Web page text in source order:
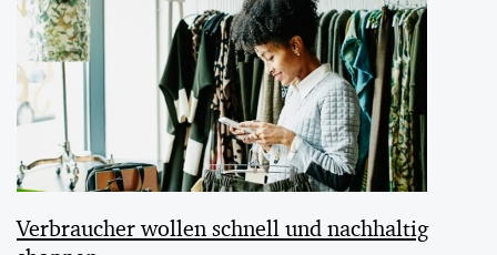
Verbraucher wollen schnell und nachhaltig